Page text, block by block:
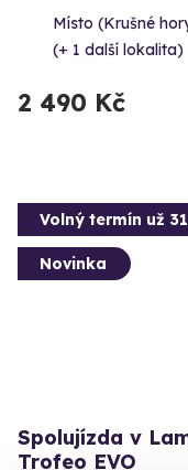
Místo (Krušné
(+ 1 další lokalita)
2 490 Kč
Volný termín už
Novinka
Spolujízda v
Trofeo EVO